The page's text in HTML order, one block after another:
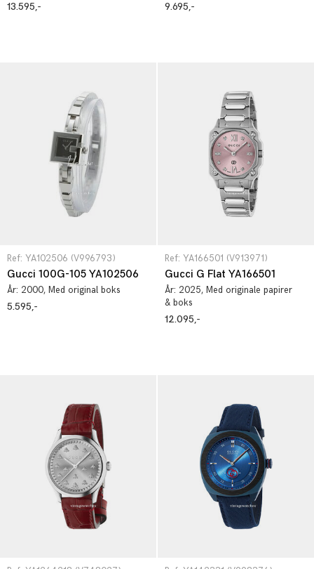
13.595,- 9.695,-
Ref: YA102506 (V996793)
Gucci 100G-105 YA102506
År: 2000, Med original boks
5.595,-
Ref: YA166501 (V913971)
Gucci G Flat YA166501
År: 2025, Med originale papirer
& boks
12.095,-